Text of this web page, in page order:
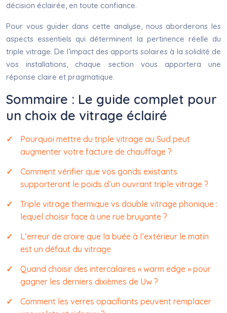
décision éclairée, en toute confiance.
Pour vous guider dans cette analyse, nous aborderons les
aspects essentiels qui déterminent la pertinence réelle du
triple vitrage. De l’impact des apports solaires à la solidité de
vos installations, chaque section vous apportera une
réponse claire et pragmatique.
Sommaire : Le guide complet pour
un choix de vitrage éclairé
Pourquoi mettre du triple vitrage au Sud peut
augmenter votre facture de chauffage ?
Comment vérifier que vos gonds existants
supporteront le poids d’un ouvrant triple vitrage ?
Triple vitrage thermique vs double vitrage phonique :
lequel choisir face à une rue bruyante ?
L’erreur de croire que la buée à l’extérieur le matin
est un défaut du vitrage
Quand choisir des intercalaires « warm edge » pour
gagner les derniers dixièmes de Uw ?
Comment les verres opacifiants peuvent remplacer